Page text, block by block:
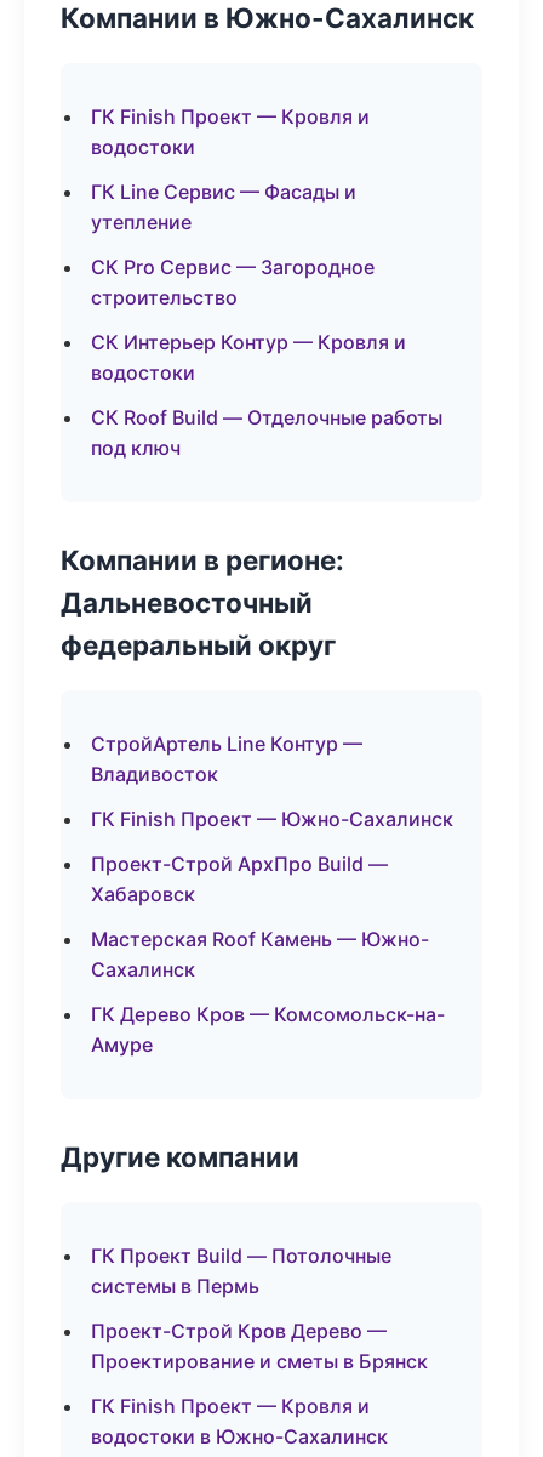
Компании в Южно-Сахалинск
ГК Finish Проект — Кровля и
водостоки
ГК Line Сервис — Фасады и
утепление
СК Pro Сервис — Загородное
строительство
СК Интерьер Контур — Кровля и
водостоки
СК Roof Build — Отделочные работы
под ключ
Компании в регионе:
Дальневосточный
федеральный округ
СтройАртель Line Контур —
Владивосток
ГК Finish Проект — Южно-Сахалинск
Проект-Строй АрхПро Build —
Хабаровск
Мастерская Roof Камень — Южно-
Сахалинск
ГК Дерево Кров — Комсомольск-на-
Амуре
Другие компании
ГК Проект Build — Потолочные
системы в Пермь
Проект-Строй Кров Дерево —
Проектирование и сметы в Брянск
ГК Finish Проект — Кровля и
водостоки в Южно-Сахалинск